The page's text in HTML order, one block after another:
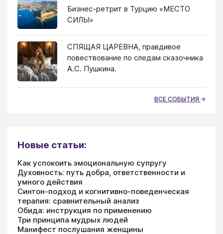
Бизнес-ретрит в Турцию «МЕСТО
СИЛЫ»
СПЯЩАЯ ЦАРЕВНА, правдивое
повествование по следам сказочника
А.С. Пушкина.
ВСЕ СОБЫТИЯ
Новые статьи:
Как успокоить эмоциональную супругу
Духовность: путь добра, ответственности и
умного действия
Синтон-подход и когнитивно-поведенческая
терапия: сравнительный анализ
Обида: инструкция по применению
Три принципа мудрых людей
Манифест послушания женщины